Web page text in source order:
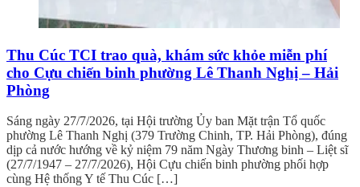
Thu Cúc TCI trao quà, khám sức khỏe miễn phí
cho Cựu chiến binh phường Lê Thanh Nghị – Hải
Phòng
Sáng ngày 27/7/2026, tại Hội trường Ủy ban Mặt trận Tổ quốc
phường Lê Thanh Nghị (379 Trường Chinh, TP. Hải Phòng), đúng
dịp cả nước hướng về kỷ niệm 79 năm Ngày Thương binh – Liệt sĩ
(27/7/1947 – 27/7/2026), Hội Cựu chiến binh phường phối hợp
cùng Hệ thống Y tế Thu Cúc […]